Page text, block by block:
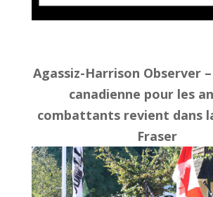
Agassiz-Harrison Observer
canadienne pour les
combattants revient dans
Fraser